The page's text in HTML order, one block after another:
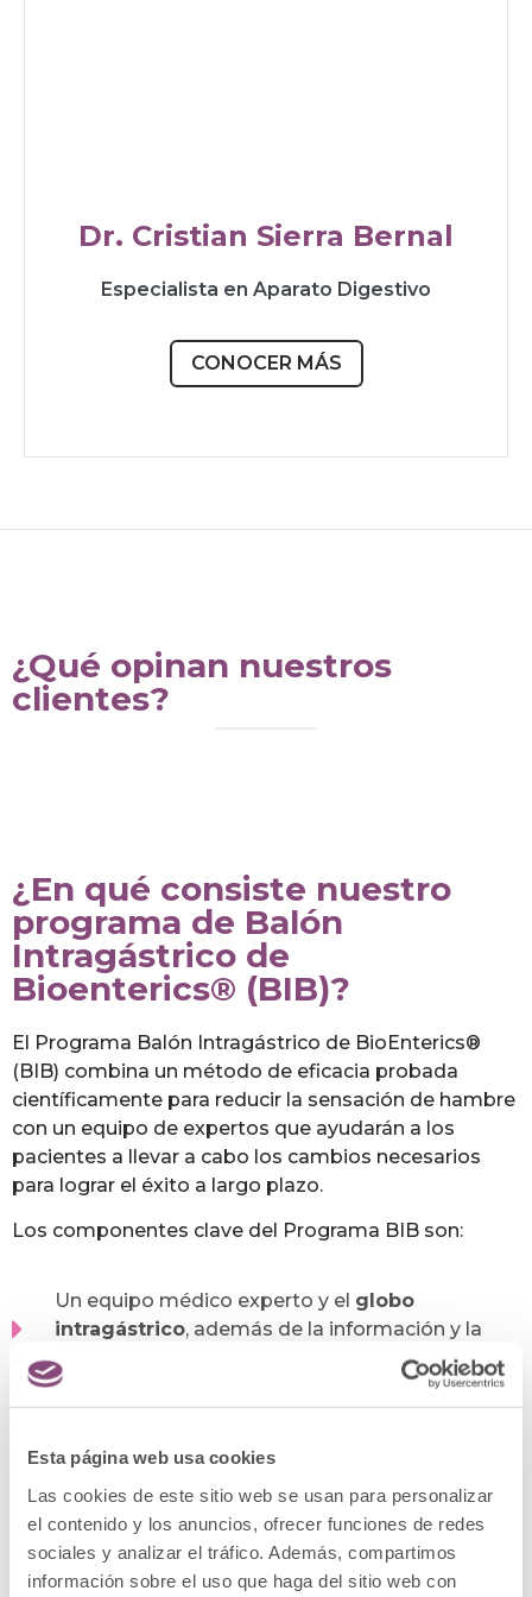
Esta página web usa cookies
Las cookies de este sitio web se usan para personalizar
el contenido y los anuncios, ofrecer funciones de redes
sociales y analizar el tráfico. Además, compartimos
información sobre el uso que haga del sitio web con
Dr. Cristian Sierra Bernal
Especialista en Aparato Digestivo
CONOCER MÁS
¿Qué opinan nuestros
clientes?
¿En qué consiste nuestro
programa de Balón
Intragástrico de
Bioenterics® (BIB)?
El Programa Balón Intragástrico de BioEnterics®
(BIB) combina un método de eficacia probada
científicamente para reducir la sensación de hambre
con un equipo de expertos que ayudarán a los
pacientes a llevar a cabo los cambios necesarios
para lograr el éxito a largo plazo.
Los componentes clave del Programa BIB son:
Un equipo médico experto y el globo
intragástrico, además de la información y la
formación.
interior del estómago, donde permanecerá
salina normal. La implantación, mediante un
sencillo proceso endoscópico, dura 20 minutos,
de manera ambulatoria, de modo que el